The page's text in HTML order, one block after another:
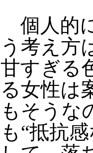
個人的
う考え方
甘すぎる
る女性は
もそうな
も“抵抗